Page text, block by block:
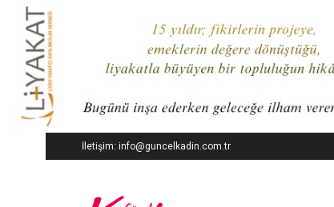
İletişim: info@guncelkadin.com.tr